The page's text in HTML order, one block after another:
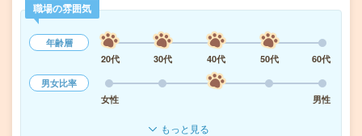
職場の雰囲気
年齢層
20代
30代 40代 50代
60代
男女比率
女性
男性
もっと見る